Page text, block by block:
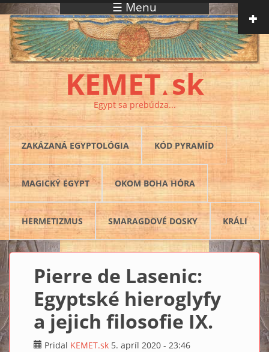
Skočiť na hlavný obsah ☰ Menu
KEMET▲ sk
Egypt sa prebúdza...
ZAKÁZANÁ EGYPTOLÓGIA KÓD PYRAMÍD
MAGICKÝ EGYPT OKOM BOHA HÓRA
HERMETIZMUS SMARAGDOVÉ DOSKY KRÁLI
Pierre de Lasenic:
Egyptské hieroglyfy
a jejich filosofie IX.
Pridal KEMET.sk 5. apríl 2020 - 23:46